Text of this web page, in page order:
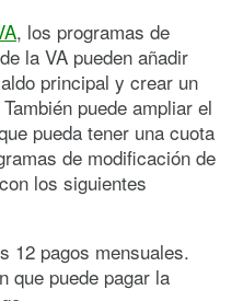
, los programas de
la VA pueden añadir
principal y crear un
puede ampliar el
pueda tener una cuota
de modificación de
los siguientes
12 pagos mensuales.
que puede pagar la